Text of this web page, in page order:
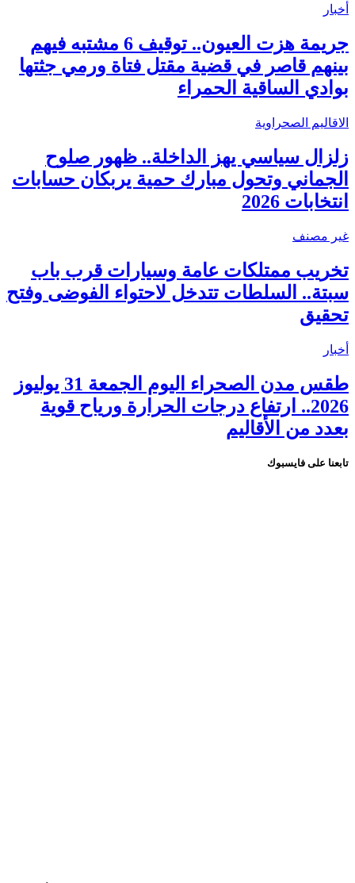
أخبار
جريمة هزت العيون.. توقيف 6 مشتبه فيهم
بينهم قاصر في قضية مقتل فتاة ورمي جثتها
بوادي الساقية الحمراء
الاقاليم الصحراوية
زلزال سياسي يهز الداخلة.. ظهور صلوح
الجماني وتحول مبارك حمية يربكان حسابات
انتخابات 2026
غير مصنف
تخريب ممتلكات عامة وسيارات قرب باب
سبتة.. السلطات تتدخل لاحتواء الفوضى وفتح
تحقيق
أخبار
طقس مدن الصحراء اليوم الجمعة 31 يوليوز
2026.. ارتفاع درجات الحرارة ورياح قوية
بعدد من الأقاليم
تابعنا على فايسبوك